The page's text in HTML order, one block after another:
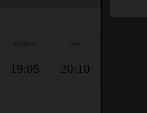
Maghrib Isha
19:05 20:10